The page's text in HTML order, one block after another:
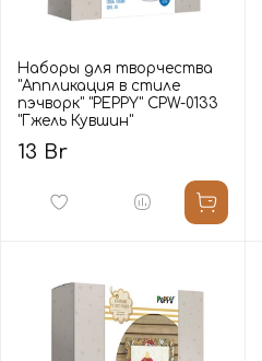
Наборы для творчества
"Аппликация в стиле
пэчворк" "PEPPY" CPW-0133
"Гжель Кувшин"
13 Br